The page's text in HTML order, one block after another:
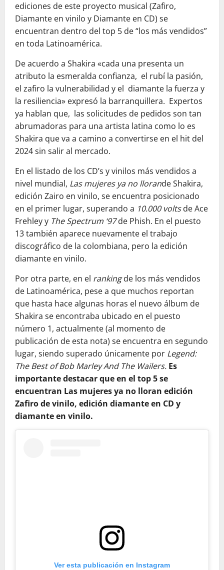
ediciones de este proyecto musical (Zafiro,
Diamante en vinilo y Diamante en CD) se
encuentran dentro del top 5 de “los más vendidos”
en toda Latinoamérica.
De acuerdo a Shakira «cada una presenta un
atributo la esmeralda confianza, el rubí la pasión,
el zafiro la vulnerabilidad y el diamante la fuerza y
la resiliencia» expresó la barranquillera. Expertos
ya hablan que, las solicitudes de pedidos son tan
abrumadoras para una artista latina como lo es
Shakira que va a camino a convertirse en el hit del
2024 sin salir al mercado.
En el listado de los CD’s y vinilos más vendidos a
nivel mundial, Las mujeres ya no llorande Shakira,
edición Zairo en vinilo, se encuentra posicionado
en el primer lugar, superando a 10.000 voltsde Ace
Frehley y The Spectrum ‘97de Phish. En el puesto
13 también aparece nuevamente el trabajo
discográfico de la colombiana, pero la edición
diamante en vinilo.
Por otra parte, en el rankingde los más vendidos
de Latinoamérica, pese a que muchos reportan
que hasta hace algunas horas el nuevo álbum de
Shakira se encontraba ubicado en el puesto
número 1, actualmente (al momento de
publicación de esta nota) se encuentra en segundo
lugar, siendo superado únicamente por Legend:
The Best of Bob Marley And The Wailers. Es
importante destacar que en el top 5 se
encuentran Las mujeres ya no lloran edición
Zafiro de vinilo, edición diamante en CD y
diamante en vinilo.
Ver esta publicación en Instagram